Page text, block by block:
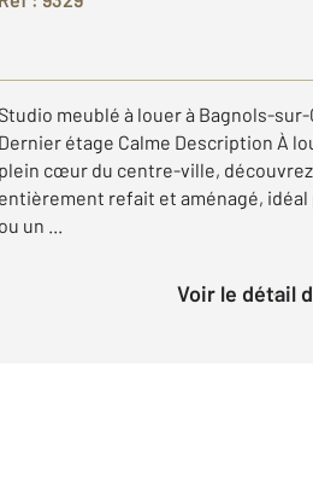
meublé à louer à Bagnols-sur-
Dernier étage Calme Description À
plein cœur du centre-ville, découvrez
entièrement refait et aménagé,
ou un ...
Voir le détail